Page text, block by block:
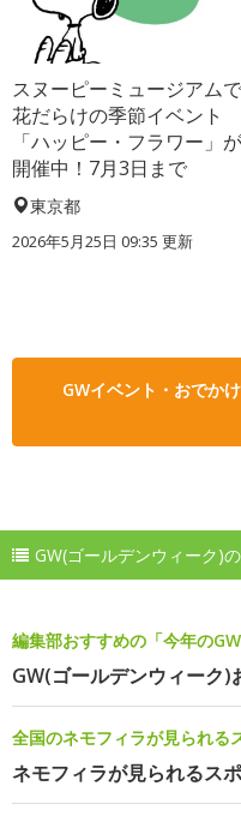
スヌーピーミュージアムで
花だらけの季節イベント
「ハッピー・フラワー」が
開催中！7月3日まで
東京都
2026年5月25日 09:35 更新
GWイベント・おでか
GW(ゴールデンウィーク)
編集部おすすめの「今年の
GW(ゴールデンウィーク)
全国のネモフィラが見られる
ネモフィラが見られるス